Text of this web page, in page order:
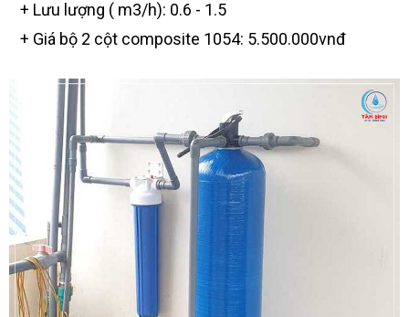
+ Lưu lượng ( m3/h): 0.6 - 1.5
+ Giá bộ 2 cột composite 1054: 5.500.000vnđ